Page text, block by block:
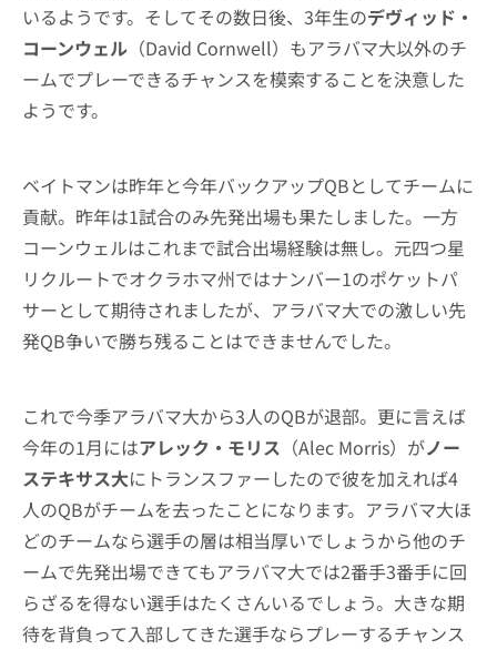
いるようです。そしてその数日後、3年生のデヴィッド・
コーンウェル （David Cornwell）もアラバマ大以外のチ
ームでプレーできるチャンスを模索することを決意した
ようです。
ベイトマンは昨年と今年バックアップQBとしてチームに
貢献。昨年は1試合のみ先発出場も果たしました。一方
コーンウェルはこれまで試合出場経験は無し。元四つ星
リクルートでオクラホマ州ではナンバー1のポケットパ
サーとして期待されましたが、アラバマ大での激しい先
発QB争いで勝ち残ることはできませんでした。
これで今季アラバマ大から3人のQBが退部。更に言えば
今年の1月にはアレック・モリス （Alec Morris）がノー
ステキサス大にトランスファーしたので彼を加えれば4
人のQBがチームを去ったことになります。アラバマ大ほ
どのチームなら選手の層は相当厚いでしょうから他のチ
ームで先発出場できてもアラバマ大では2番手3番手に回
らざるを得ない選手はたくさんいるでしょう。大きな期
待を背負って入部してきた選手ならプレーするチャンス